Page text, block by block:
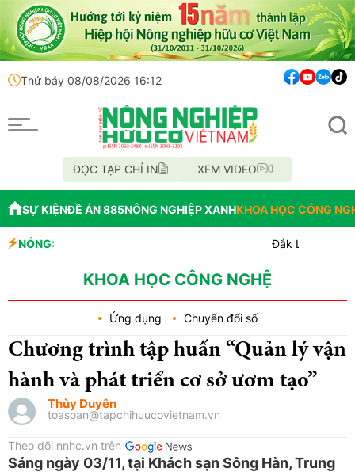
Thứ bảy 08/08/2026 16:12
ĐỌC TẠP CHÍ IN XEM VIDEO
SỰ KIỆNĐỀ ÁN 885NÔNG NGHIỆP XANHKHOA HỌC CÔNG
NÓNG:
Đắk Lắk tổ chức diễu
Tổ chức lấy mẫu AND
KHOA HỌC CÔNG NGHỆ
Ứng dụng Chuyển đổi số
Chương trình tập huấn “Quản lý vận
hành và phát triển cơ sở ươm tạo”
Thùy Duyên
toasoan@tapchihuucovietnam.vn
Theo dõi nnhc.vn trên
Sáng ngày 03/11, tại Khách sạn Sông Hàn, Trung